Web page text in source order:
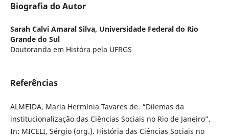
Biografia do Autor
Sarah Calvi Amaral Silva, Universidade Federal do Rio
Grande do Sul
Doutoranda em Históra pela UFRGS
Referências
ALMEIDA, Maria Hermínia Tavares de. “Dilemas da
institucionalização das Ciências Sociais no Rio de Janeiro”.
In: MICELI, Sérgio (org.). História das Ciências Sociais no